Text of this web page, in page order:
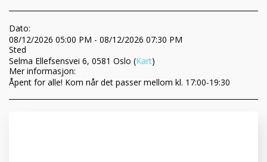
Dato:
08/12/2026 05:00 PM - 08/12/2026 07:30 PM
Sted
Selma Ellefsensvei 6, 0581 Oslo (Kart)
Mer informasjon:
Åpent for alle! Kom når det passer mellom kl. 17:00-19:30